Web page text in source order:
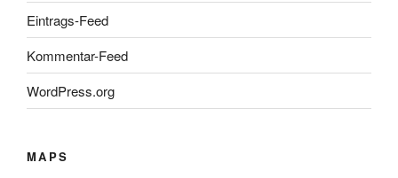
Eintrags-Feed
Kommentar-Feed
WordPress.org
MAPS